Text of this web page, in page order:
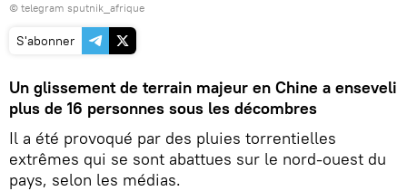
© telegram sputnik_afrique
S'abonner
Un glissement de terrain majeur en Chine a enseveli
plus de 16 personnes sous les décombres
Il a été provoqué par des pluies torrentielles
extrêmes qui se sont abattues sur le nord-ouest du
pays, selon les médias.